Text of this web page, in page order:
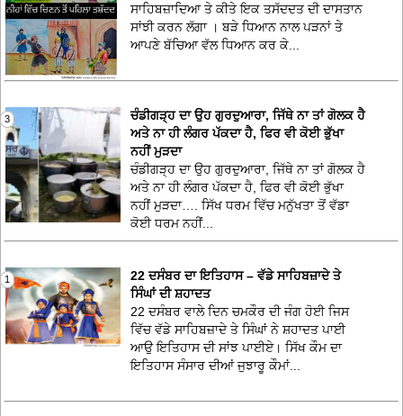
ਸਾਹਿਬਜ਼ਾਦਿਆ ਤੇ ਕੀਤੇ ਇਕ ਤਸੱਦਦਤ ਦੀ ਦਾਸਤਾਨ
ਸਾਂਝੀ ਕਰਨ ਲੱਗਾ । ਬੜੇ ਧਿਆਨ ਨਾਲ ਪੜਨਾਂ ਤੇ
ਆਪਣੇ ਬੱਚਿਆ ਵੱਲ ਧਿਆਨ ਕਰ ਕੇ...
3
ਚੰਡੀਗੜ੍ਹ ਦਾ ਉਹ ਗੁਰਦੁਆਰਾ, ਜਿੱਥੇ ਨਾ ਤਾਂ ਗੋਲਕ ਹੈ
ਅਤੇ ਨਾ ਹੀ ਲੰਗਰ ਪੱਕਦਾ ਹੈ, ਫਿਰ ਵੀ ਕੋਈ ਭੁੱਖਾ
ਨਹੀਂ ਮੁੜਦਾ
ਚੰਡੀਗੜ੍ਹ ਦਾ ਉਹ ਗੁਰਦੁਆਰਾ, ਜਿੱਥੇ ਨਾ ਤਾਂ ਗੋਲਕ ਹੈ
ਅਤੇ ਨਾ ਹੀ ਲੰਗਰ ਪੱਕਦਾ ਹੈ, ਫਿਰ ਵੀ ਕੋਈ ਭੁੱਖਾ
ਨਹੀਂ ਮੁੜਦਾ…. ਸਿੱਖ ਧਰਮ ਵਿੱਚ ਮਨੁੱਖਤਾ ਤੋਂ ਵੱਡਾ
ਕੋਈ ਧਰਮ ਨਹੀਂ...
1
22 ਦਸੰਬਰ ਦਾ ਇਤਿਹਾਸ – ਵੱਡੇ ਸਾਹਿਬਜ਼ਾਦੇ ਤੇ
ਸਿੰਘਾਂ ਦੀ ਸ਼ਹਾਦਤ
22 ਦਸੰਬਰ ਵਾਲੇ ਦਿਨ ਚਮਕੌਰ ਦੀ ਜੰਗ ਹੋਈ ਜਿਸ
ਵਿੱਚ ਵੱਡੇ ਸਾਹਿਬਜ਼ਾਦੇ ਤੇ ਸਿੰਘਾਂ ਨੇ ਸ਼ਹਾਦਤ ਪਾਈ
ਆਉ ਇਤਿਹਾਸ ਦੀ ਸਾਂਝ ਪਾਈਏ। ਸਿੱਖ ਕੌਮ ਦਾ
ਇਤਿਹਾਸ ਸੰਸਾਰ ਦੀਆਂ ਜੁਝਾਰੂ ਕੌਮਾਂ...